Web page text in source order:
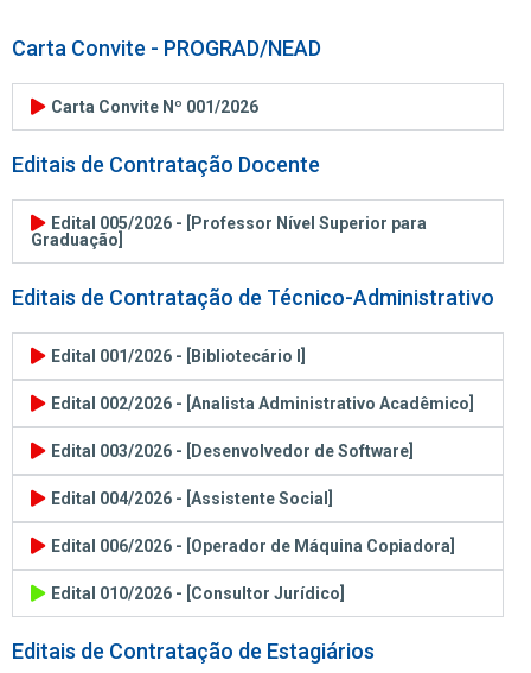
Carta Convite - PROGRAD/NEAD
Carta Convite Nº 001/2026
Editais de Contratação Docente
Edital 005/2026 - [Professor Nível Superior para
Graduação]
Editais de Contratação de Técnico-Administrativo
Edital 001/2026 - [Bibliotecário I]
Edital 002/2026 - [Analista Administrativo Acadêmico]
Edital 003/2026 - [Desenvolvedor de Software]
Edital 004/2026 - [Assistente Social]
Edital 006/2026 - [Operador de Máquina Copiadora]
Edital 010/2026 - [Consultor Jurídico]
Editais de Contratação de Estagiários